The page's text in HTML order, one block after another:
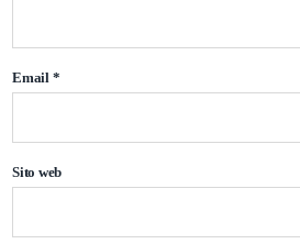
Email *
Sito web